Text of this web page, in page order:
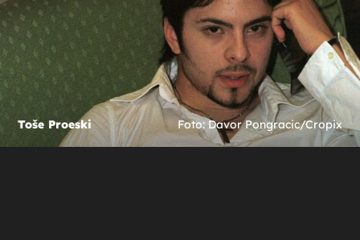
Toše Proeski Foto: Davor Pongracic/Cropix